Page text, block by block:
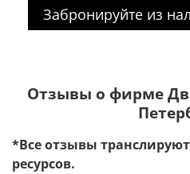
Забронируйте из
Отзывы о фирме
*Все отзывы
ресурсов.